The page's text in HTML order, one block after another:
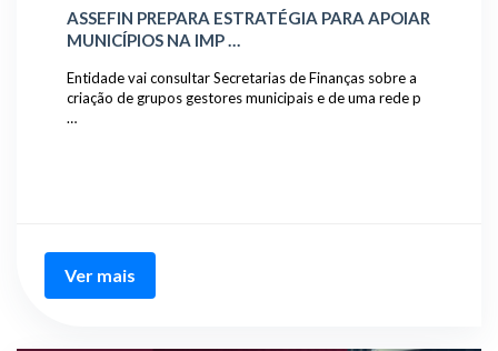
ASSEFIN PREPARA ESTRATÉGIA PARA APOIAR
MUNICÍPIOS NA IMP …
Entidade vai consultar Secretarias de Finanças sobre a
criação de grupos gestores municipais e de uma rede p
…
Ver mais